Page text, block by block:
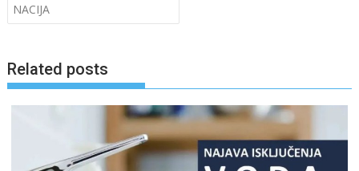
NACIJA
Related posts